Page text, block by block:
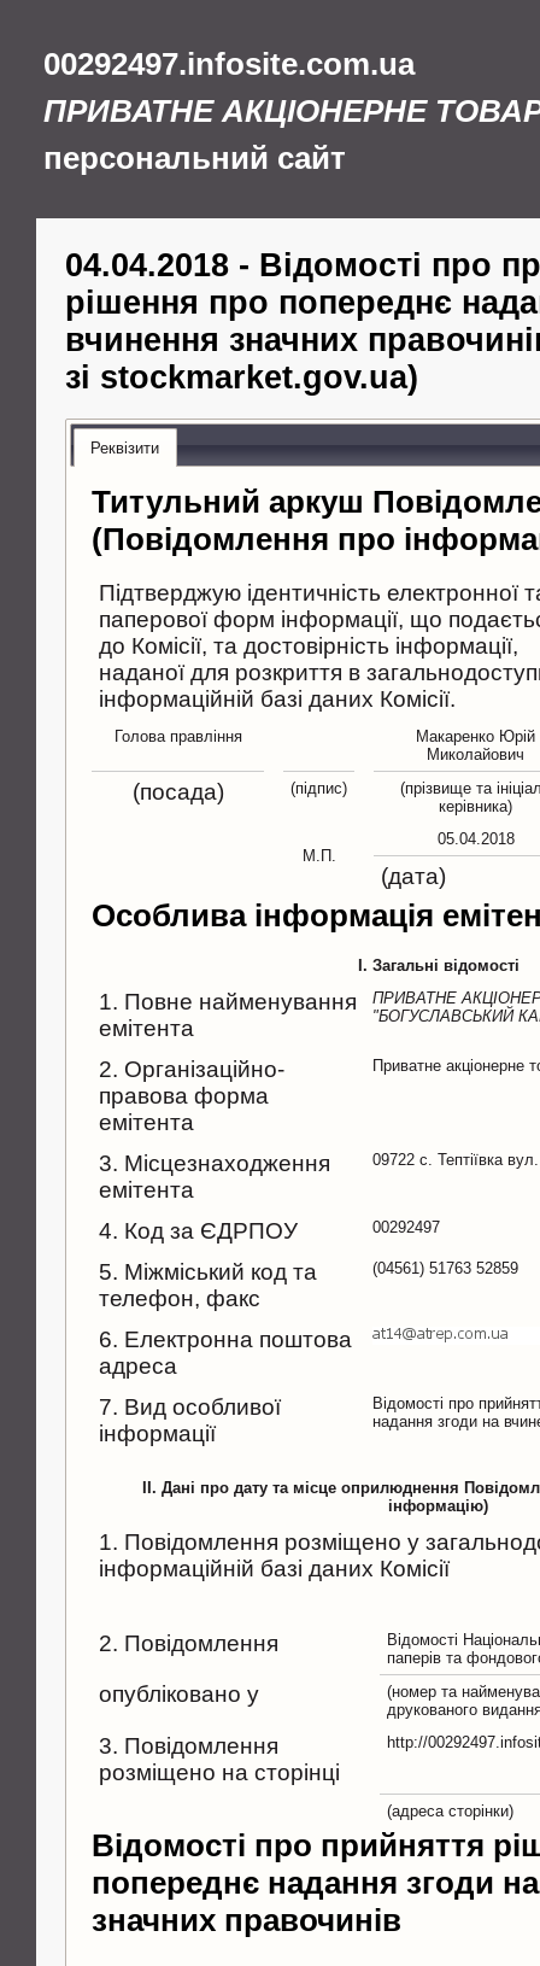
00292497.infosite.com.ua
ПРИВАТНЕ АКЦІОНЕРНЕ
персональний сайт
04.04.2018 - Відомості про
рішення про попереднє
вчинення значних
зі stockmarket.gov.ua)
Реквізити
Титульний аркуш
(Повідомлення про
Підтверджую ідентичність електронної
паперової форм інформації, що
до Комісії, та достовірність інформації,
наданої для розкриття в
інформаційній базі даних Комісії.
Голова правління
Макаренко Юрій
Миколайович
(посада) (підпис)
(прізвище та
керівника)
М.П.
05.04.2018
(дата)
Особлива інформація
I. Загальні відомості
1. Повне найменування
емітента
ПРИВАТНЕ
"БОГУСЛАВСЬКИЙ
2. Організаційно-
правова форма
емітента
Приватне акціонерне
3. Місцезнаходження
емітента
09722 с. Тептіївка
4. Код за ЄДРПОУ 00292497
5. Міжміський код та
телефон, факс
(04561) 51763 52859
6. Електронна поштова
адреса
7. Вид особливої
інформації
Відомості про
надання згоди на
II. Дані про дату та місце оприлюднення
інформацію)
1. Повідомлення розміщено у
інформаційній базі даних Комісії
2. Повідомлення
Відомості
паперів та
опубліковано у
(номер та
друкованого
3. Повідомлення
розміщено на сторінці
http://
(адреса сторінки)
Відомості про прийняття
попереднє надання згоди
значних правочинів